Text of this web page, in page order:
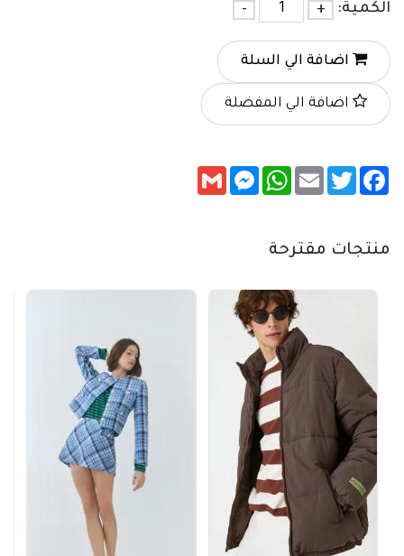
الكمية: +
-
اضافة الي السلة
اضافة الي المفضلة
Facebook
Twitter
Email
WhatsApp
Messenger
Gmail
منتجات مقترحة